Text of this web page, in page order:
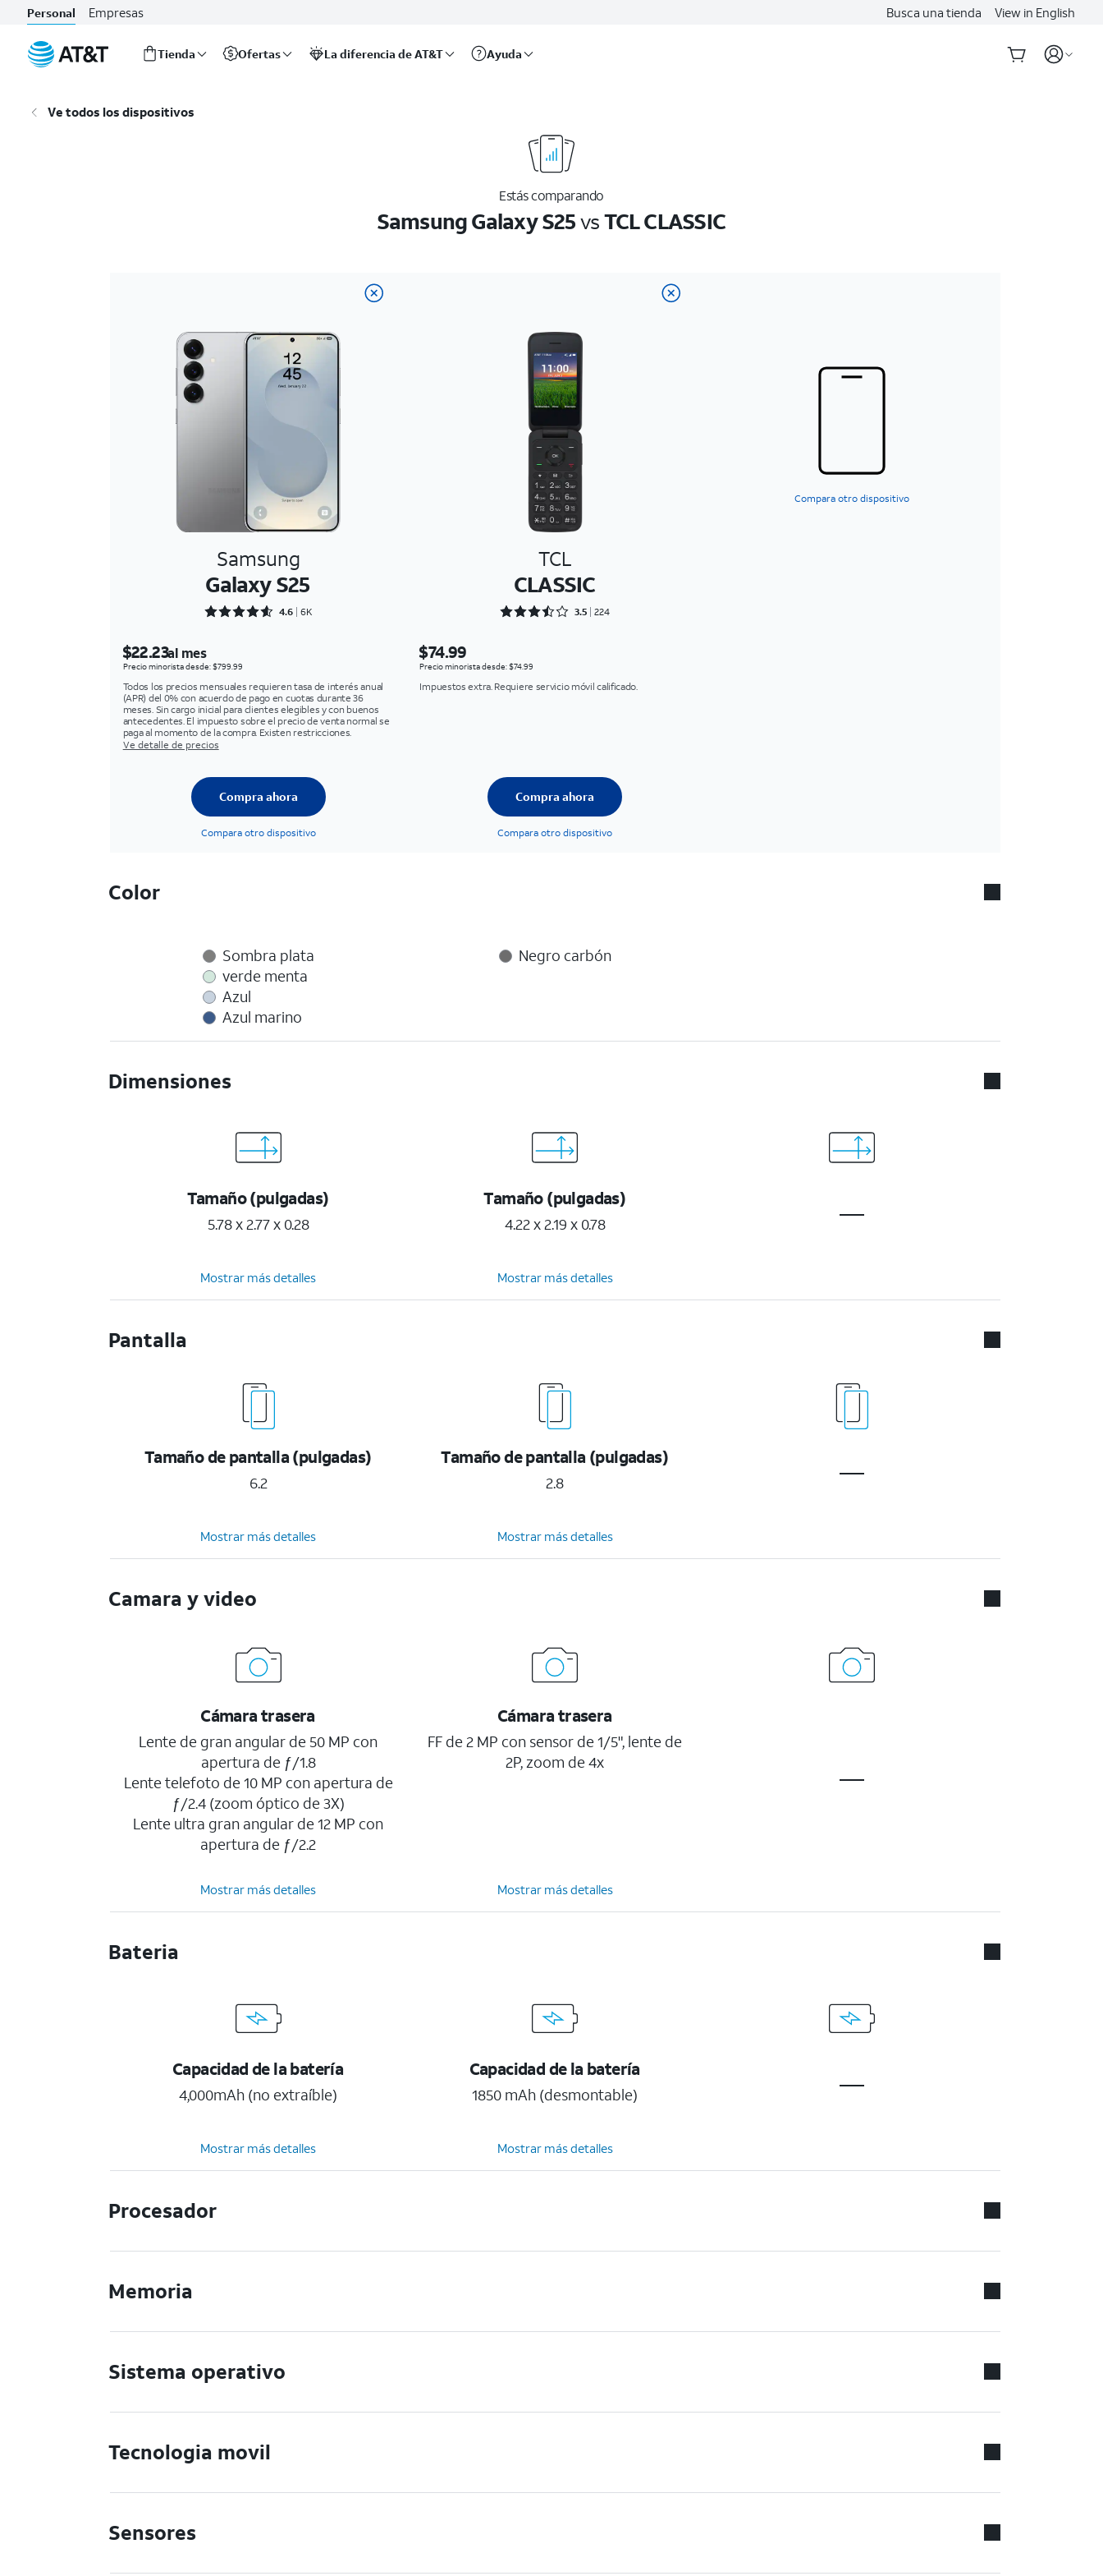
Personal Empresas Busca una tienda View in English
Tienda Ofertas La diferencia de AT&T Ayuda
Ve todos los dispositivos
Estás comparando
Samsung Galaxy S25vsTCL CLASSIC
Compara otro dispositivo
Samsung
Galaxy S25
TCL
CLASSIC
Rated 4.6352 out of 5
4.6 6K Rated 3.5268 out of 5
3.5 224
$22.23al mes
Precio minorista desde: $799.99
Todos los precios mensuales requieren tasa de interés anual
(APR) del 0% con acuerdo de pago en cuotas durante 36
meses. Sin cargo inicial para clientes elegibles y con buenos
antecedentes. El impuesto sobre el precio de venta normal se
paga al momento de la compra. Existen restricciones.
Ve detalle de precios
$74.99
Precio minorista desde: $74.99
Impuestos extra. Requiere servicio móvil calificado.
Compra ahora
Compara otro dispositivo
Compra ahora
Compara otro dispositivo
Color
Sombra plata
verde menta
Azul
Azul marino
Negro carbón
Dimensiones
Tamaño (pulgadas)
5.78 x 2.77 x 0.28
Tamaño (pulgadas)
4.22 x 2.19 x 0.78
Mostrar más detalles Mostrar más detalles
Pantalla
Tamaño de pantalla (pulgadas)
6.2
Tamaño de pantalla (pulgadas)
2.8
Mostrar más detalles Mostrar más detalles
Camara y video
Cámara trasera
Lente de gran angular de 50 MP con
apertura de ƒ/1.8
Lente telefoto de 10 MP con apertura de
ƒ/2.4 (zoom óptico de 3X)
Lente ultra gran angular de 12 MP con
apertura de ƒ/2.2
Cámara trasera
FF de 2 MP con sensor de 1/5", lente de
2P, zoom de 4x
Mostrar más detalles Mostrar más detalles
Bateria
Capacidad de la batería
4,000mAh (no extraíble)
Capacidad de la batería
1850 mAh (desmontable)
Mostrar más detalles Mostrar más detalles
Procesador
Memoria
Sistema operativo
Tecnologia movil
Sensores